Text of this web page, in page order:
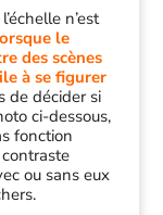
n’est
le
des scènes
à se figurer
de décider si
ci-dessous,
fonction
ou sans eux